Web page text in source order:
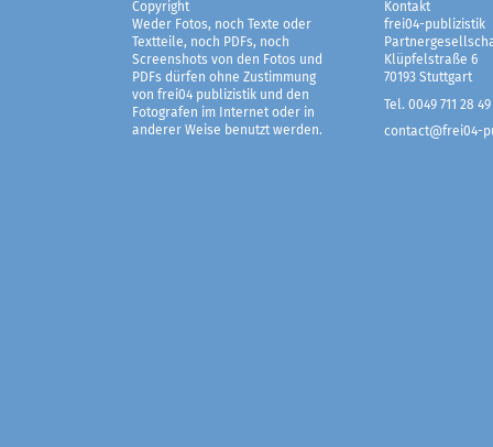
Copyright
Weder Fotos, noch Texte oder
Textteile, noch PDFs, noch
Screenshots von den Fotos und
PDFs dürfen ohne Zustimmung
von frei04 publizistik und den
Fotografen im Internet oder in
anderer Weise benutzt werden.
Kontakt
frei04-publizistik
Klüpfelstraße 6
70193 Stuttgart
Tel. 0049 711 28 49
contact@frei04-